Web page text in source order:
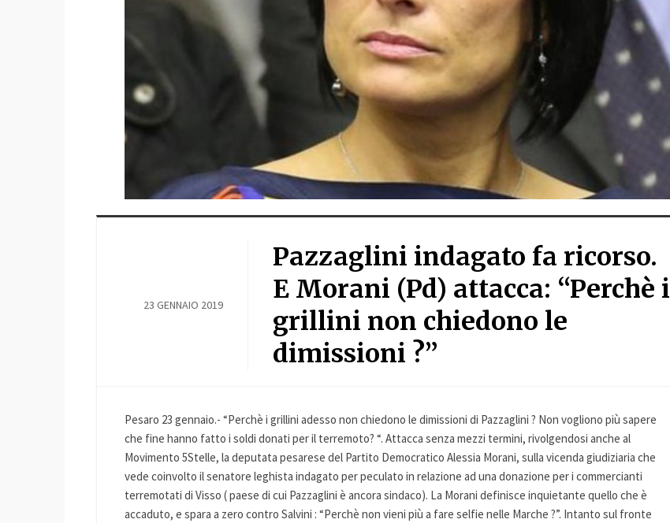
23 GENNAIO 2019
Pazzaglini indagato fa ricorso.
E Morani (Pd) attacca: “Perchè i
grillini non chiedono le
dimissioni ?”
Pesaro 23 gennaio.- “Perchè i grillini adesso non chiedono le dimissioni di Pazzaglini ? Non vogliono più sapere
che fine hanno fatto i soldi donati per il terremoto? “. Attacca senza mezzi termini, rivolgendosi anche al
Movimento 5Stelle, la deputata pesarese del Partito Democratico Alessia Morani, sulla vicenda giudiziaria che
vede coinvolto il senatore leghista indagato per peculato in relazione ad una donazione per i commercianti
terremotati di Visso ( paese di cui Pazzaglini è ancora sindaco). La Morani definisce inquietante quello che è
accaduto, e spara a zero contro Salvini : “Perchè non vieni più a fare selfie nelle Marche ?”. Intanto sul fronte